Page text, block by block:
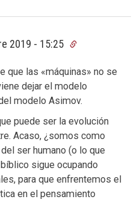
2019 - 15:25
que las «máquinas» no se
dejar el modelo
modelo Asimov.
puede ser la evolución
Acaso, ¿somos como
ser humano (o lo que
sigue ocupando
para que enfrentemos el
en el pensamiento